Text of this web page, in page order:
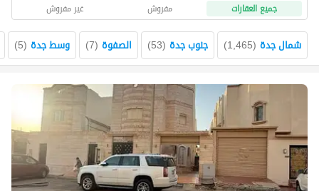
جميع العقارات مفروش غير مفروش
شمال جدة (
1,465
) جنوب جدة (
53
) الصفوة (
7
) وسط جدة (
5
)